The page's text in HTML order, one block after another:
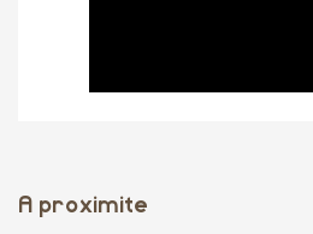
A proximite